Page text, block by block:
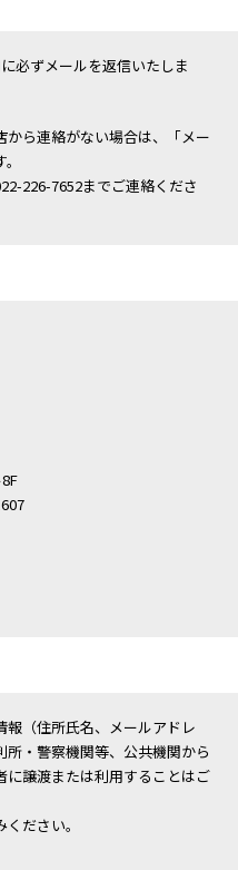
必ずメールを返信いたしま
から連絡がない場合は、「メー
226-7652までご連絡くださ
（住所氏名、メールアドレ
・警察機関等、公共機関から
に譲渡または利用することはご
ださい。